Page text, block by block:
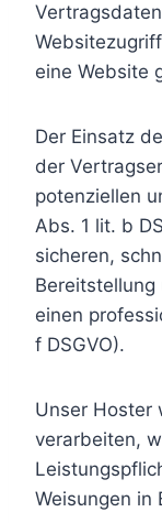
eine Website
Der Einsatz
der
potenziellen
Abs. 1 lit. b
sicheren,
einen
f DSGVO).
Unser Hoster
verarbeiten,
Weisungen in